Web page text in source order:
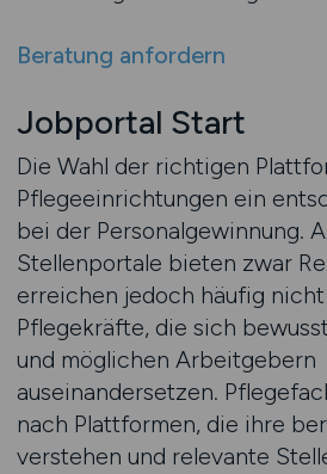
Beratung anfordern
Jobportal Start
Die Wahl der richtigen
Pflegeeinrichtungen ein
bei der Personalgewinnung.
Stellenportale bieten zwar
erreichen jedoch häufig
Pflegekräfte, die sich
und möglichen Arbeitgebern
auseinandersetzen.
nach Plattformen, die ihre
verstehen und relevante